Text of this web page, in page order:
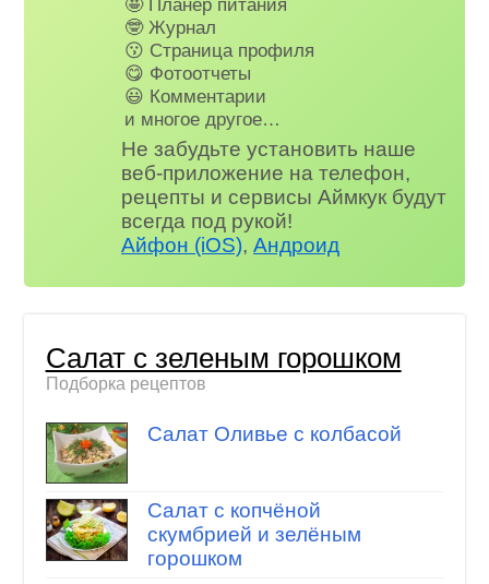
🤓 Журнал
😗 Страница профиля
😋 Фотоотчеты
😃 Комментарии
и многое другое…
Не забудьте установить наше
веб-приложение на телефон,
рецепты и сервисы Аймкук будут
всегда под рукой!
Айфон (iOS),Андроид
Салат с зеленым горошком
Подборка рецептов
Салат Оливье с колбасой
Салат с копчёной
скумбрией и зелёным
горошком